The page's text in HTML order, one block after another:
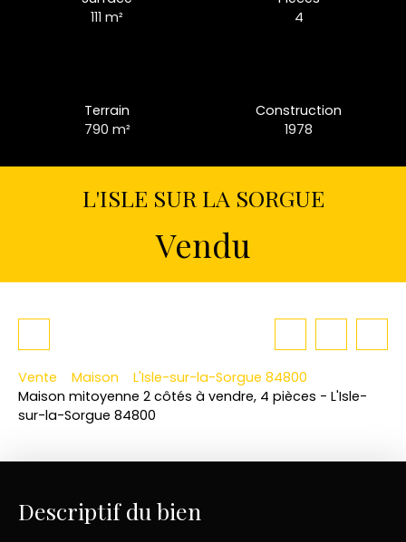
111m²
4
Terrain
790 m²
Construction
1978
L'ISLE SUR LA SORGUE
Vendu
Vente Maison
L'Isle-sur-la-Sorgue 84800
Maison mitoyenne 2 côtés à vendre, 4 pièces - L'Isle-
sur-la-Sorgue 84800
Descriptif du bien